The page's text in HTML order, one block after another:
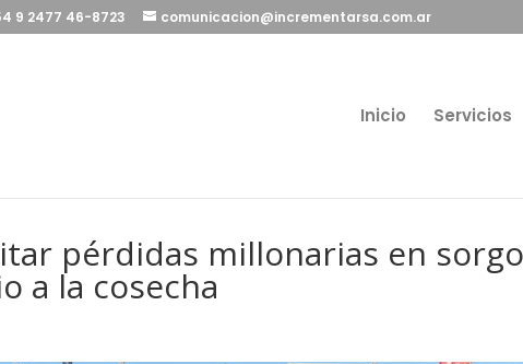
9 2477 46-8723 comunicacion@incrementarsa.com.ar
Inicio Servicios
pérdidas millonarias en sorgo
a la cosecha